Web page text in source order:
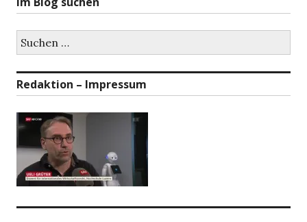
nach:
Redaktion – Impressum